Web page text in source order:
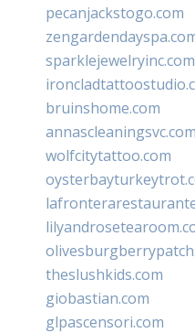
pecanjackstogo.com
sparklejewelryinc.com
bruinshome.com
annascleaningsvc.com
wolfcitytattoo.com
theslushkids.com
giobastian.com
glpascensori.com